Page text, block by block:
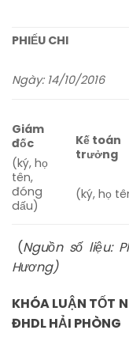
PHIẾU CHI
Ngày: 14/10/2016
Giám
đốc
(ký, họ
tên,
đóng
dấu)
Kế toán
trưởng
(ký, họ
(Nguồn số liệu:
Hương)
KHÓA
ĐHDL HẢI PHÒNG